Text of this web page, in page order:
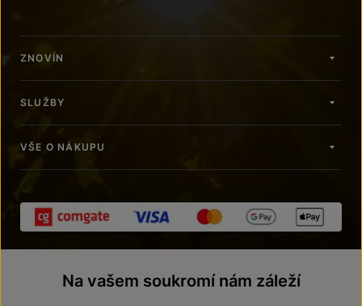
ZNOVÍN
SLUŽBY
VŠE O NÁKUPU
Na vašem soukromí nám záleží